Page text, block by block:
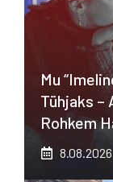
Mu
Tühjaks –
Rohkem
8.08.2026